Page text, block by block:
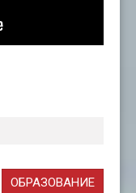
ОБРАЗОВАНИЕ